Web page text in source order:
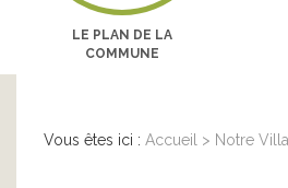
LE PLAN DE LA
COMMUNE
Vous êtes ici : Accueil > Notre